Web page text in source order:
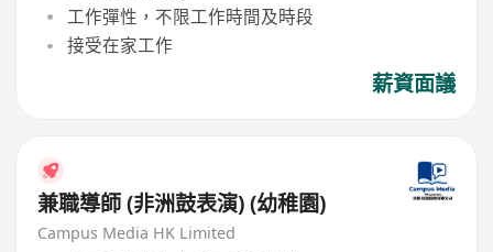
工作彈性，不限工作時間及時段
接受在家工作
薪資面議
兼職導師 (非洲鼓表演) (幼稚園)
Campus Media HK Limited